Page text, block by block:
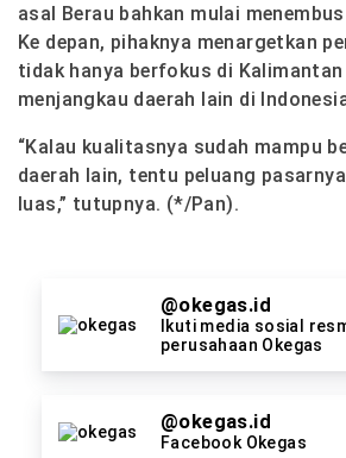
asal Berau bahkan mulai
Ke depan, pihaknya menargetkan
tidak hanya berfokus di
menjangkau daerah lain di
“Kalau kualitasnya sudah mampu
daerah lain, tentu peluang
luas,” tutupnya. (*/Pan).
@okegas.id
Ikuti media sosial
perusahaan Okegas
@okegas.id
Facebook Okegas